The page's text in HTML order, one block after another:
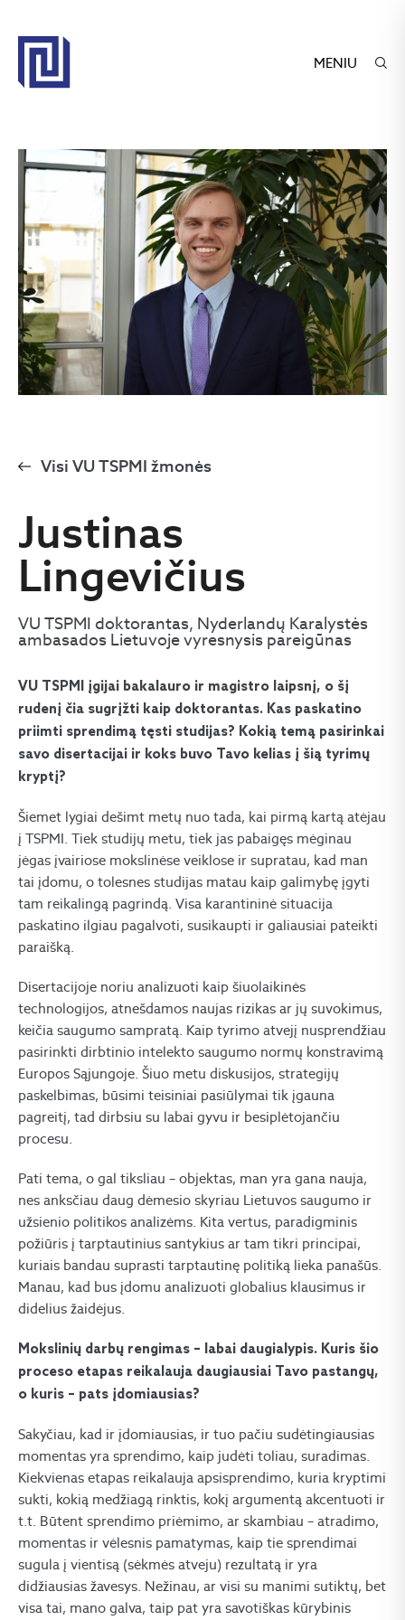
MENIU
Visi VU TSPMI žmonės
Justinas
Lingevičius
VU TSPMI doktorantas, Nyderlandų Karalystės
ambasados Lietuvoje vyresnysis pareigūnas
VU TSPMI įgijai bakalauro ir magistro laipsnį, o šį
rudenį čia sugrįžti kaip doktorantas. Kas paskatino
priimti sprendimą tęsti studijas? Kokią temą pasirinkai
savo disertacijai ir koks buvo Tavo kelias į šią tyrimų
kryptį?
Šiemet lygiai dešimt metų nuo tada, kai pirmą kartą atėjau
į TSPMI. Tiek studijų metu, tiek jas pabaigęs mėginau
jėgas įvairiose mokslinėse veiklose ir supratau, kad man
tai įdomu, o tolesnes studijas matau kaip galimybę įgyti
tam reikalingą pagrindą. Visa karantininė situacija
paskatino ilgiau pagalvoti, susikaupti ir galiausiai pateikti
paraišką.
Disertacijoje noriu analizuoti kaip šiuolaikinės
technologijos, atnešdamos naujas rizikas ar jų suvokimus,
keičia saugumo sampratą. Kaip tyrimo atvejį nusprendžiau
pasirinkti dirbtinio intelekto saugumo normų konstravimą
Europos Sąjungoje. Šiuo metu diskusijos, strategijų
paskelbimas, būsimi teisiniai pasiūlymai tik įgauna
pagreitį, tad dirbsiu su labai gyvu ir besiplėtojančiu
procesu.
Pati tema, o gal tiksliau – objektas, man yra gana nauja,
nes anksčiau daug dėmesio skyriau Lietuvos saugumo ir
užsienio politikos analizėms. Kita vertus, paradigminis
požiūris į tarptautinius santykius ar tam tikri principai,
kuriais bandau suprasti tarptautinę politiką lieka panašūs.
Manau, kad bus įdomu analizuoti globalius klausimus ir
didelius žaidėjus.
Mokslinių darbų rengimas – labai daugialypis. Kuris šio
proceso etapas reikalauja daugiausiai Tavo pastangų,
o kuris – pats įdomiausias?
Sakyčiau, kad ir įdomiausias, ir tuo pačiu sudėtingiausias
momentas yra sprendimo, kaip judėti toliau, suradimas.
Kiekvienas etapas reikalauja apsisprendimo, kuria kryptimi
sukti, kokią medžiagą rinktis, kokį argumentą akcentuoti ir
t.t. Būtent sprendimo priėmimo, ar skambiau – atradimo,
momentas ir vėlesnis pamatymas, kaip tie sprendimai
sugula į vientisą (sėkmės atveju) rezultatą ir yra
didžiausias žavesys. Nežinau, ar visi su manimi sutiktų, bet
visa tai, mano galva, taip pat yra savotiškas kūrybinis